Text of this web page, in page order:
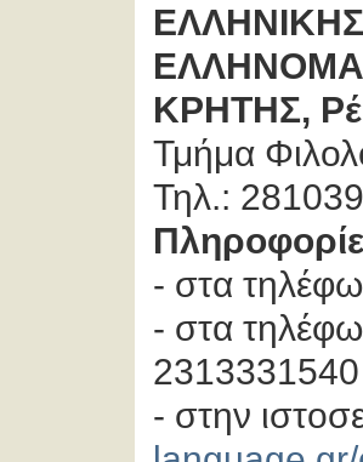
ΚΡΗΤΗΣ,
Τμήμα
Τηλ.:
- στα
- στα
2313331540
- στην